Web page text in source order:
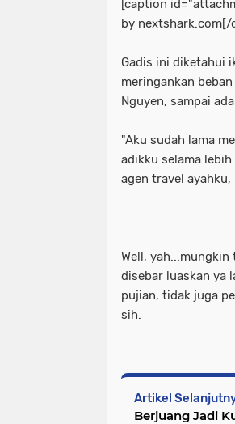
[caption
by nextshark.com[/
Gadis ini diketahui
meringankan
Nguyen, sampai
"Aku sudah lama
adikku selama
agen travel ayahku,
Well,
disebar luaskan ya
pujian, tidak juga
sih.
Artikel
Berjuang Jadi